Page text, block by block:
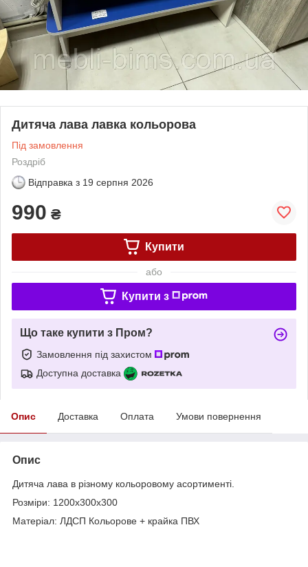
Дитяча лава лавка кольорова
Під замовлення
Роздріб
Відправка з 19 серпня 2026
990 ₴
Купити
або
Купити з
Що таке купити з Пром?
Замовлення під захистом
Доступна доставка
Опис Доставка Оплата Умови повернення
Опис
Дитяча лава в різному кольоровому асортименті.
Розміри: 1200х300х300
Матеріал: ЛДСП Кольорове + крайка ПВХ